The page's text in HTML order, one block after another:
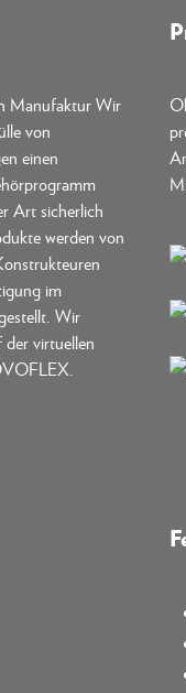
Manufaktur Wir
von
einen
Art sicherlich
werden von
im
Wir
der virtuellen